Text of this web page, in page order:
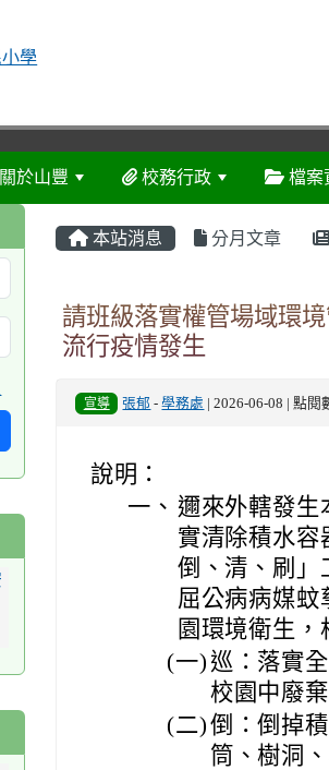
關於山豐 校務行政 檔案
本站消息 分月文章
請班級落實權管場域環
流行疫情發生
宣導 張郁 -學務處 | 2026-06-08 | 點閱
說明：
一、 邇來外轄發生
實清除積水容
倒、清、刷」
屈公病病媒蚊
園環境衛生，
(一) 巡：落實
校園中廢
(二)倒：倒掉
筒、樹洞